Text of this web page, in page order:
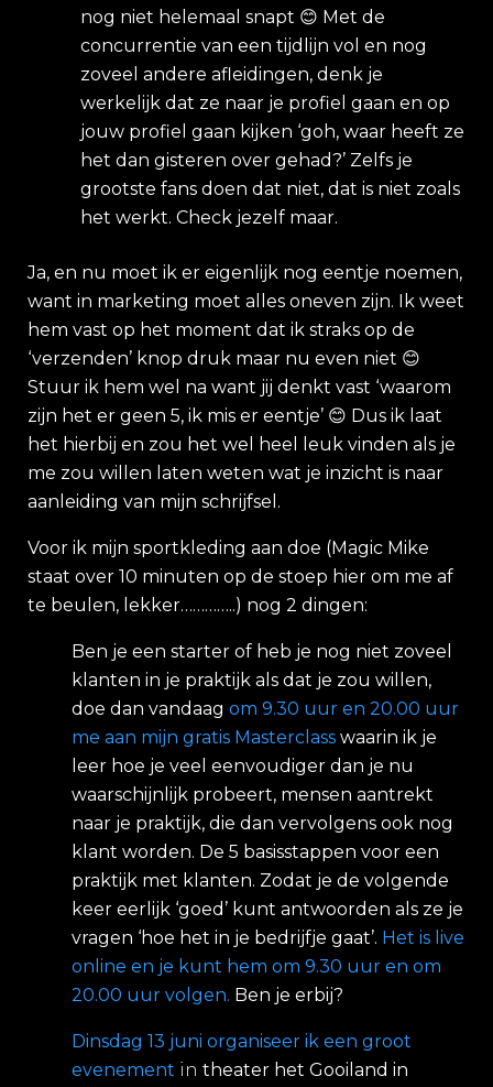
nog niet helemaal snapt 😊 Met de
concurrentie van een tijdlijn vol en nog
zoveel andere afleidingen, denk je
werkelijk dat ze naar je profiel gaan en op
jouw profiel gaan kijken ‘goh, waar heeft ze
het dan gisteren over gehad?’ Zelfs je
grootste fans doen dat niet, dat is niet zoals
het werkt. Check jezelf maar.
Ja, en nu moet ik er eigenlijk nog eentje noemen,
want in marketing moet alles oneven zijn. Ik weet
hem vast op het moment dat ik straks op de
‘verzenden’ knop druk maar nu even niet 😊
Stuur ik hem wel na want jij denkt vast ‘waarom
zijn het er geen 5, ik mis er eentje’ 😊 Dus ik laat
het hierbij en zou het wel heel leuk vinden als je
me zou willen laten weten wat je inzicht is naar
aanleiding van mijn schrijfsel.
Voor ik mijn sportkleding aan doe (Magic Mike
staat over 10 minuten op de stoep hier om me af
te beulen, lekker…………..) nog 2 dingen:
Ben je een starter of heb je nog niet zoveel
klanten in je praktijk als dat je zou willen,
doe dan vandaag om 9.30 uur en 20.00 uur
me aan mijn gratis Masterclass waarin ik je
leer hoe je veel eenvoudiger dan je nu
waarschijnlijk probeert, mensen aantrekt
naar je praktijk, die dan vervolgens ook nog
klant worden. De 5 basisstappen voor een
praktijk met klanten. Zodat je de volgende
keer eerlijk ‘goed’ kunt antwoorden als ze je
vragen ‘hoe het in je bedrijfje gaat’. Het is live
online en je kunt hem om 9.30 uur en om
20.00 uur volgen. Ben je erbij?
Dinsdag 13 juni organiseer ik een groot
evenement in theater het Gooiland in